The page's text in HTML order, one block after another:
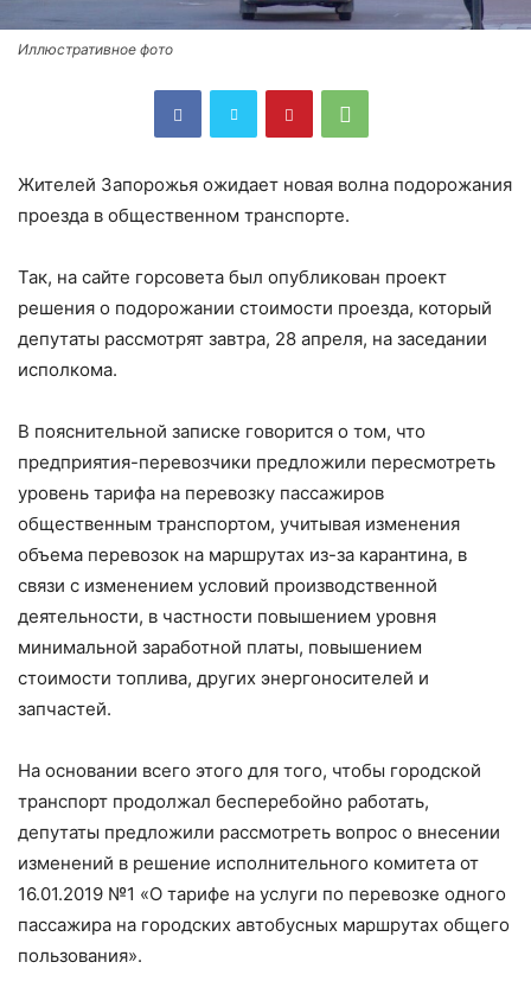
Иллюстративное фото
Жителей Запорожья ожидает новая волна подорожания
проезда в общественном транспорте.
Так, на сайте горсовета был опубликован проект
решения о подорожании стоимости проезда, который
депутаты рассмотрят завтра, 28 апреля, на заседании
исполкома.
В пояснительной записке говорится о том, что
предприятия-перевозчики предложили пересмотреть
уровень тарифа на перевозку пассажиров
общественным транспортом, учитывая изменения
объема перевозок на маршрутах из-за карантина, в
связи с изменением условий производственной
деятельности, в частности повышением уровня
минимальной заработной платы, повышением
стоимости топлива, других энергоносителей и
запчастей.
На основании всего этого для того, чтобы городской
транспорт продолжал бесперебойно работать,
депутаты предложили рассмотреть вопрос о внесении
изменений в решение исполнительного комитета от
16.01.2019 №1 «О тарифе на услуги по перевозке одного
пассажира на городских автобусных маршрутах общего
пользования».